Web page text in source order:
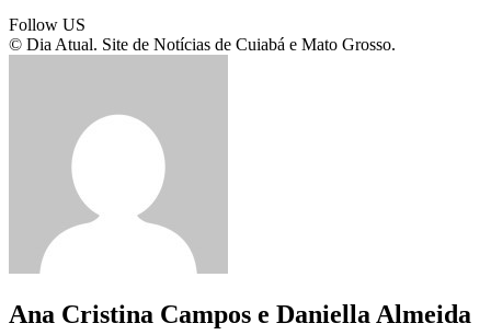
Follow US
© Dia Atual. Site de Notícias de Cuiabá e Mato Grosso.
Ana Cristina Campos e Daniella Almeida